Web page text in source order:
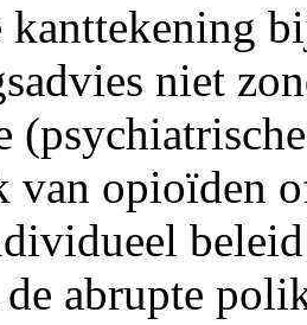
niet
van opioïden
abrupte